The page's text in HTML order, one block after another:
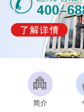
简介